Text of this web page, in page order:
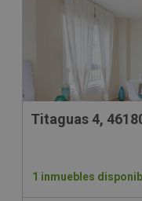
Titaguas 4,
1 inmuebles